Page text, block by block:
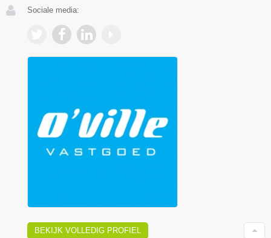
Sociale media:
BEKIJK VOLLEDIG PROFIEL